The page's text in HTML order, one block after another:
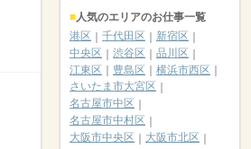
人気のエリアのお仕事一覧
港区
千代田区
新宿区
中央区
渋谷区
品川区
江東区
豊島区
横浜市西区
さいたま市大宮区
名古屋市中区
名古屋市中村区
大阪市中央区
大阪市北区